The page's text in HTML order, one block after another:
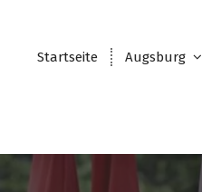
Startseite Augsburg